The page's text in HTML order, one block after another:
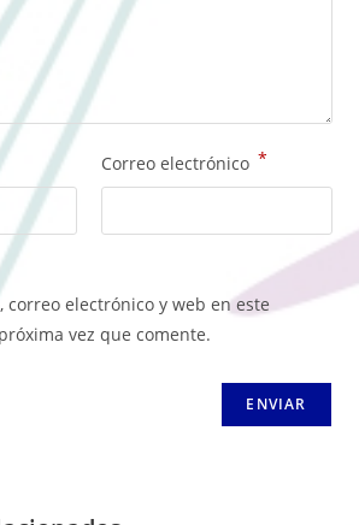
Correo electrónico *
correo electrónico y web en este
vez que comente.